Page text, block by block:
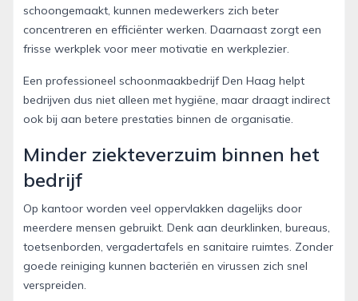
schoongemaakt, kunnen medewerkers zich beter
concentreren en efficiënter werken. Daarnaast zorgt een
frisse werkplek voor meer motivatie en werkplezier.
Een professioneel schoonmaakbedrijf Den Haag helpt
bedrijven dus niet alleen met hygiëne, maar draagt indirect
ook bij aan betere prestaties binnen de organisatie.
Minder ziekteverzuim binnen het
bedrijf
Op kantoor worden veel oppervlakken dagelijks door
meerdere mensen gebruikt. Denk aan deurklinken, bureaus,
toetsenborden, vergadertafels en sanitaire ruimtes. Zonder
goede reiniging kunnen bacteriën en virussen zich snel
verspreiden.